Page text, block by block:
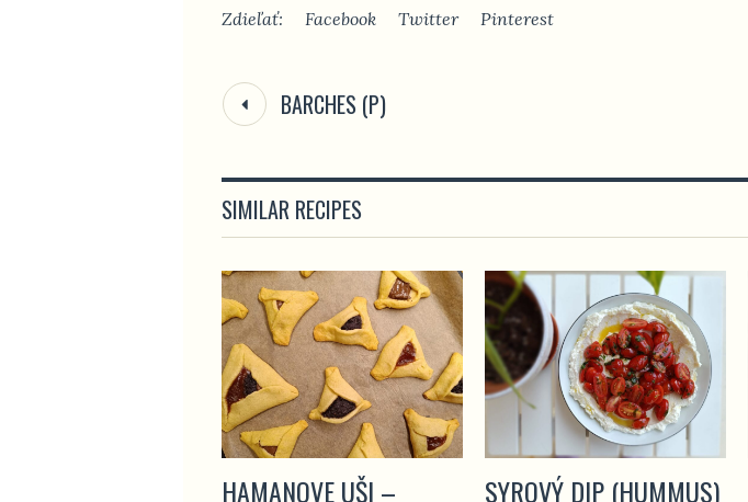
Zdieľať: Facebook Twitter Pinterest
BARCHES (P)
SIMILAR RECIPES
HAMANOVE UŠI – SYROVÝ DIP (HUMMUS)